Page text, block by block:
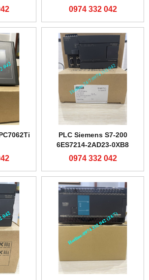
0974 332 042
PLC Siemens S7-200
6ES7214-2AD23-0XB8
0974 332 042